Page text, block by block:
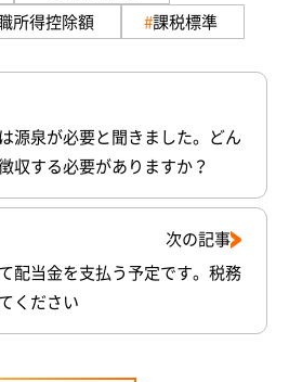
所得控除額 課税標準
源泉が必要と聞きました。どん
収する必要がありますか？
次の記事
配当金を支払う予定です。税務
ください